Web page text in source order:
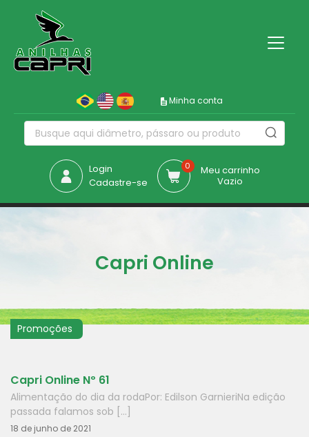
Minha conta
Login
Cadastre-se
0
Meu carrinho
Vazio
Capri Online
Promoções
Capri Online Nº 61
Alimentação do dia da rodaPor: Edilson GarnieriNa edição
passada falamos sob [...]
18 de junho de 2021